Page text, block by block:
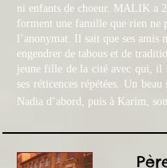
ni enfants de choeur. MALIK a
forment une famille que rien ne
l’anonymat. Il sait que ses
engendrer de tabous et de
jeune fille de la cité avec qui, il
ses réticences répétées. Un
Nadia d’abord, puis à Karim,